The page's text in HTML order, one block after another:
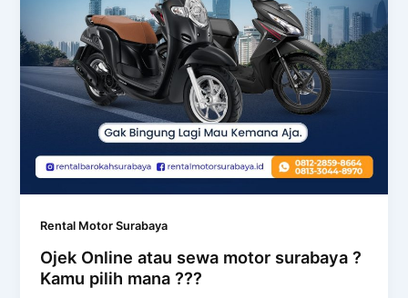
Rental Motor Surabaya
Ojek Online atau sewa motor surabaya ?
Kamu pilih mana ???